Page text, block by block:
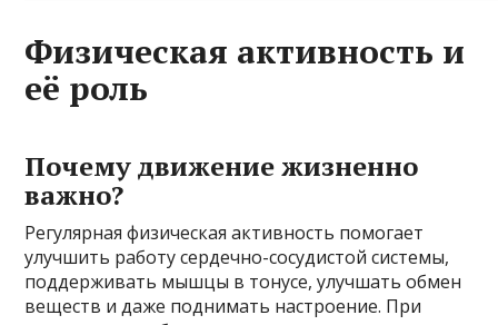
Физическая активность и
её роль
Почему движение жизненно
важно?
Регулярная физическая активность помогает
улучшить работу сердечно-сосудистой системы,
поддерживать мышцы в тонусе, улучшать обмен
веществ и даже поднимать настроение. При